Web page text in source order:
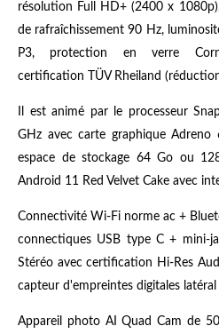
résolution Full HD+ (2400 x
de rafraîchissement 90 Hz,
P3, protection en verre
certification TÜV Rheiland
Il est animé par le processeur
GHz avec carte graphique
espace de stockage 64 Go ou
Android 11 Red Velvet Cake avec
Connectivité Wi-Fi norme ac +
connectiques USB type C + mini-
Stéréo avec certification Hi-Res
capteur d'empreintes digitales
Appareil photo AI Quad Cam de